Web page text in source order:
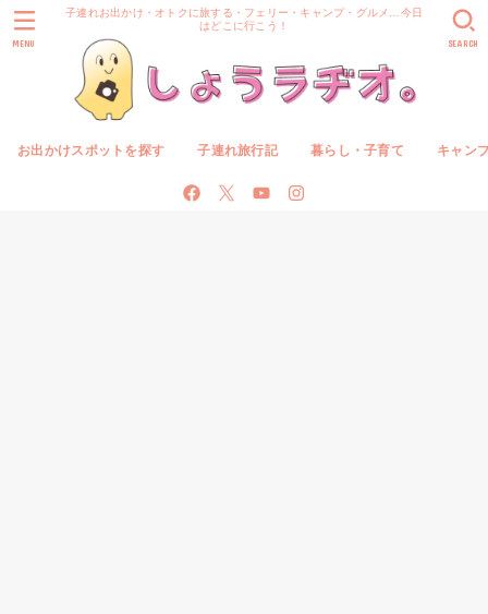
子連れお出かけ・オトクに旅する・フェリー・キャンプ・グルメ…今日
はどこに行こう！
お出かけスポットを探す 子連れ旅行記 暮らし・子育て キャン
SEARCH
MENU